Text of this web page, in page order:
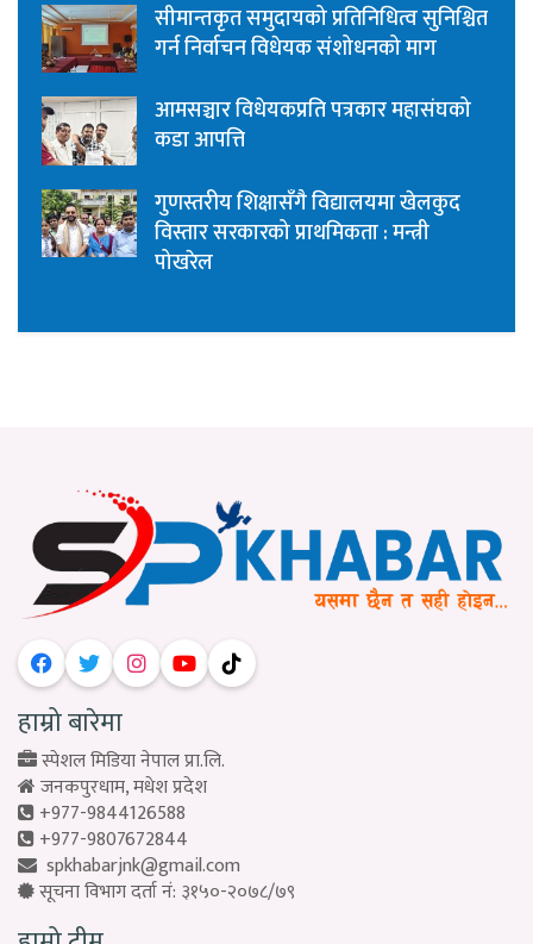
सीमान्तकृत समुदायको प्रतिनिधित्व सुनिश्चित
गर्न निर्वाचन विधेयक संशोधनको माग
आमसञ्चार विधेयकप्रति पत्रकार महासंघको
कडा आपत्ति
गुणस्तरीय शिक्षासँगै विद्यालयमा खेलकुद
विस्तार सरकारको प्राथमिकता : मन्त्री
पोखरेल
हाम्रो बारेमा
स्पेशल मिडिया नेपाल प्रा.लि.
जनकपुरधाम, मधेश प्रदेश
+977-9844126588
+977-9807672844
spkhabarjnk@gmail.com
सूचना विभाग दर्ता नं: ३१५०-२०७८/७९